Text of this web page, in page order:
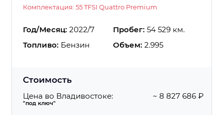
Комплектация: 55 TFSI Quattro Premium
Год/Месяц: 2022/7 Пробег: 54 529 км.
Топливо: Бензин Объем: 2.995
Стоимость
Цена во Владивостоке:
"под ключ"
~ 8 827 686 ₽